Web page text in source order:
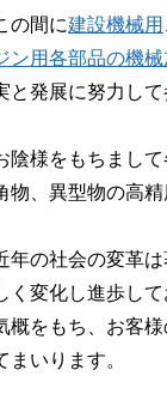
の間に建設機械用
ン用各部品の機
と発展に努力して
陰様をもちまし
物、異型物の高
年の社会の変革
く変化し進歩し
概をもち、お客
まいります。